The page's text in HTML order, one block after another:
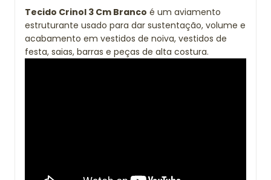
Tecido Crinol 3 Cm Branco é um aviamento
estruturante usado para dar sustentação, volume e
acabamento em vestidos de noiva, vestidos de
festa, saias, barras e peças de alta costura.